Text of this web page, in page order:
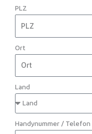
PLZ
Ort
Land
Handynummer / Telefon